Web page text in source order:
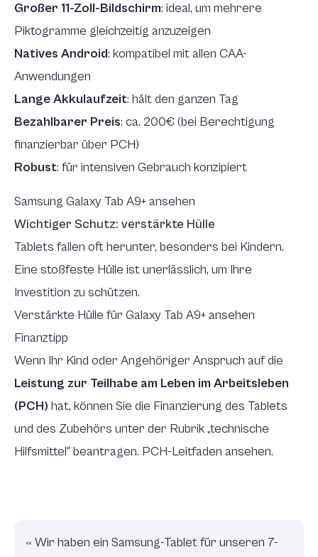
Großer 11-Zoll-Bildschirm: ideal, um mehrere
Piktogramme gleichzeitig anzuzeigen
Natives Android: kompatibel mit allen CAA-
Anwendungen
Lange Akkulaufzeit: hält den ganzen Tag
Bezahlbarer Preis: ca. 200€ (bei Berechtigung
finanzierbar über PCH)
Robust: für intensiven Gebrauch konzipiert
Samsung Galaxy Tab A9+ ansehen
Wichtiger Schutz: verstärkte Hülle
Tablets fallen oft herunter, besonders bei Kindern.
Eine stoßfeste Hülle ist unerlässlich, um Ihre
Investition zu schützen.
Verstärkte Hülle für Galaxy Tab A9+ ansehen
Finanztipp
Wenn Ihr Kind oder Angehöriger Anspruch auf die
Leistung zur Teilhabe am Leben im Arbeitsleben
(PCH) hat, können Sie die Finanzierung des Tablets
und des Zubehörs unter der Rubrik „technische
Hilfsmittel“ beantragen. PCH-Leitfaden ansehen.
« Wir haben ein Samsung-Tablet für unseren 7-